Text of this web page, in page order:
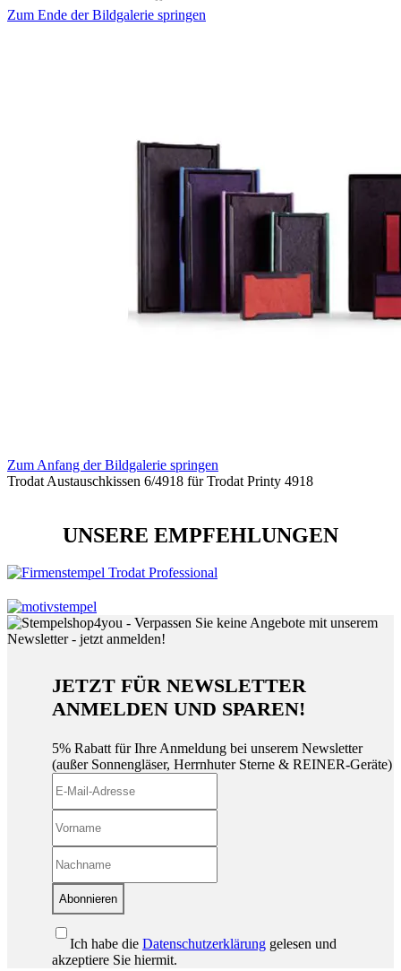
Zum Ende der Bildgalerie springen
Zum Anfang der Bildgalerie springen
Trodat Austauschkissen 6/4918 für Trodat Printy 4918
UNSERE EMPFEHLUNGEN
JETZT FÜR NEWSLETTER
ANMELDEN UND SPAREN!
5% Rabatt für Ihre Anmeldung bei unserem Newsletter
(außer Sonnengläser, Herrnhuter Sterne & REINER-Geräte)
Abonnieren
Ich habe die Datenschutzerklärung gelesen und
akzeptiere Sie hiermit.